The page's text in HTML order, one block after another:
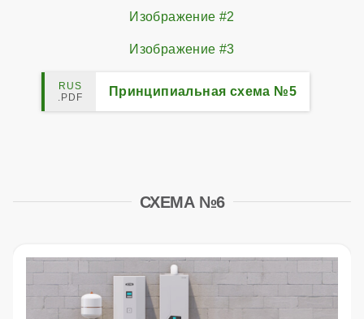
Изображение #2
Изображение #3
Принципиальная схема №5
СХЕМА №6